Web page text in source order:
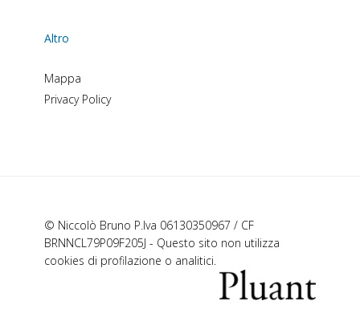
Altro
Mappa
Privacy Policy
© Niccolò Bruno P.Iva 06130350967 / CF
BRNNCL79P09F205J - Questo sito non utilizza
cookies di profilazione o analitici.